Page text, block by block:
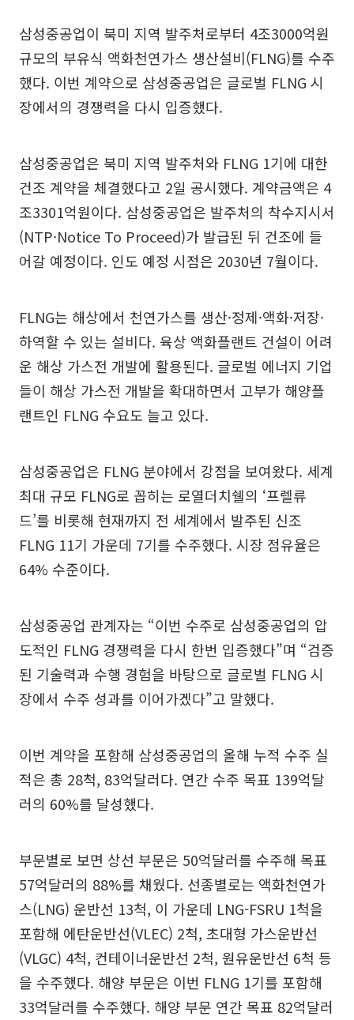
삼성중공업이 북미 지역 발주처로부터 4조3000억원
규모의 부유식 액화천연가스 생산설비(FLNG)를 수주
했다. 이번 계약으로 삼성중공업은 글로벌 FLNG 시
장에서의 경쟁력을 다시 입증했다.
삼성중공업은 북미 지역 발주처와 FLNG 1기에 대한
건조 계약을 체결했다고 2일 공시했다. 계약금액은 4
조3301억원이다. 삼성중공업은 발주처의 착수지시서
(NTP·Notice To Proceed)가 발급된 뒤 건조에 들
어갈 예정이다. 인도 예정 시점은 2030년 7월이다.
FLNG는 해상에서 천연가스를 생산·정제·액화·저장·
하역할 수 있는 설비다. 육상 액화플랜트 건설이 어려
운 해상 가스전 개발에 활용된다. 글로벌 에너지 기업
들이 해상 가스전 개발을 확대하면서 고부가 해양플
랜트인 FLNG 수요도 늘고 있다.
삼성중공업은 FLNG 분야에서 강점을 보여왔다. 세계
최대 규모 FLNG로 꼽히는 로열더치쉘의 ‘프렐류
드’를 비롯해 현재까지 전 세계에서 발주된 신조
FLNG 11기 가운데 7기를 수주했다. 시장 점유율은
64% 수준이다.
삼성중공업 관계자는 “이번 수주로 삼성중공업의 압
도적인 FLNG 경쟁력을 다시 한번 입증했다”며 “검증
된 기술력과 수행 경험을 바탕으로 글로벌 FLNG 시
장에서 수주 성과를 이어가겠다”고 말했다.
이번 계약을 포함해 삼성중공업의 올해 누적 수주 실
적은 총 28척, 83억달러다. 연간 수주 목표 139억달
러의 60%를 달성했다.
부문별로 보면 상선 부문은 50억달러를 수주해 목표
57억달러의 88%를 채웠다. 선종별로는 액화천연가
스(LNG) 운반선 13척, 이 가운데 LNG-FSRU 1척을
포함해 에탄운반선(VLEC) 2척, 초대형 가스운반선
(VLGC) 4척, 컨테이너운반선 2척, 원유운반선 6척 등
을 수주했다. 해양 부문은 이번 FLNG 1기를 포함해
33억달러를 수주했다. 해양 부문 연간 목표 82억달러